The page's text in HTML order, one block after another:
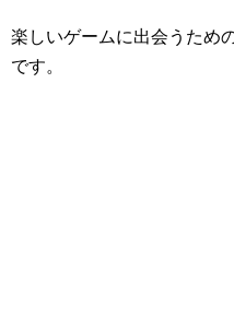
楽しいゲームに出会うため
です。